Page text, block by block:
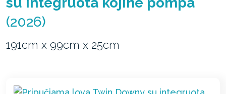
(2026)
191cm x 99cm x 25cm